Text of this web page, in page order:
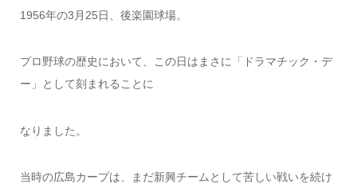
1956年の3月25日、後楽園球場。
プロ野球の歴史において、この日はまさに「ドラマチック・デ
ー」として刻まれることに
なりました。
当時の広島カープは、まだ新興チームとして苦しい戦いを続け